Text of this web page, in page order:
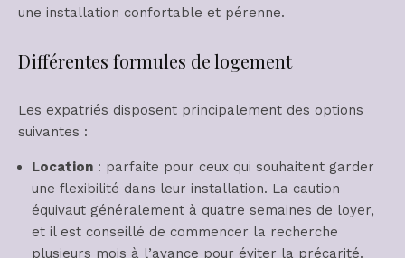
une installation confortable et pérenne.
Différentes formules de logement
Les expatriés disposent principalement des options
suivantes :
Location : parfaite pour ceux qui souhaitent garder
une flexibilité dans leur installation. La caution
équivaut généralement à quatre semaines de loyer,
et il est conseillé de commencer la recherche
plusieurs mois à l’avance pour éviter la précarité.